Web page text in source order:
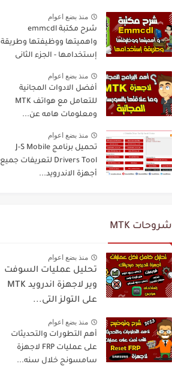
منذ بضع اعوام
شرح مكتبة emmcdl
واهميتها ووظيفتها وطريقة
إستخدامها - الجزء الثانى
منذ بضع اعوام
أفضل الادوات المجانية
للتعامل مع هواتف MTK
ومعلومات هامه عن...
منذ بضع اعوام
تحميل برنامج J-S Mobile
Drivers Tool لتعريفات جميع
أجهزة الاندرويد...
شروحات MTK
منذ بضع اعوام
تحليل عمليات السوفت
وير لاجهزة اندرويد MTK
على التولز التى...
منذ بضع اعوام
أهم التطورات والتحديثات
على عمليات FRP لاجهزة
سامسونج خلال سنه...